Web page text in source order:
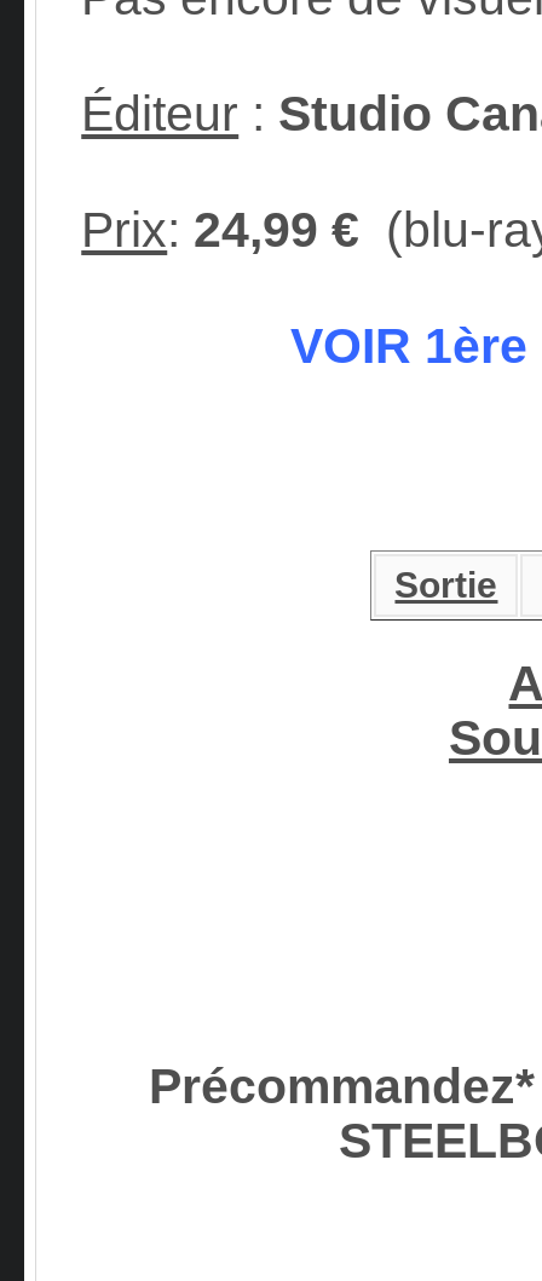
Éditeur : Studio
Prix: 24,99 € (blu-
VOIR 1ère
Sortie